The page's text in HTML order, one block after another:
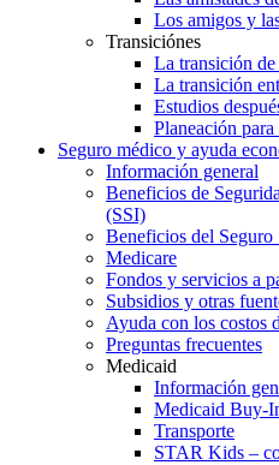
Los amigos y
Transiciónes
La transición
La transición
Estudios
Planeación
Seguro médico y ayuda
Información general
Beneficios de
(SSI)
Beneficios del
Medicare
Fondos y servicios a
Subsidios y otras
Ayuda con los costos
Preguntas frecuentes
Medicaid
Información
Medicaid Buy-
Transporte
STAR Kids –